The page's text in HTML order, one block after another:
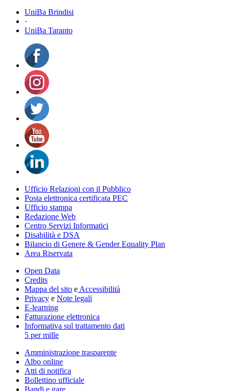
UniBa Brindisi
·
UniBa Taranto
Ufficio Relazioni con il Pubblico
Posta elettronica certificata PEC
Ufficio stampa
Redazione Web
Centro Servizi Informatici
Disabilità e DSA
Bilancio di Genere & Gender Equality Plan
Area Riservata
Open Data
Credits
Mappa del sito e Accessibilità
Privacy e Note legali
E-learning
Fatturazione elettronica
Informativa sul trattamento dati
5 per mille
Amministrazione trasparente
Albo online
Atti di notifica
Bollettino ufficiale
Bandi e gare